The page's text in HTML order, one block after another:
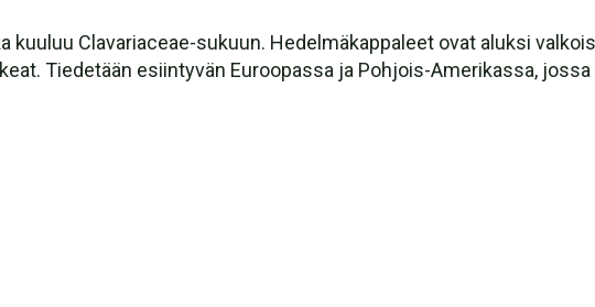
kuuluu Clavariaceae-sukuun. Hedelmäkappaleet ovat aluksi
Tiedetään esiintyvän Euroopassa ja Pohjois-Amerikassa, jossa